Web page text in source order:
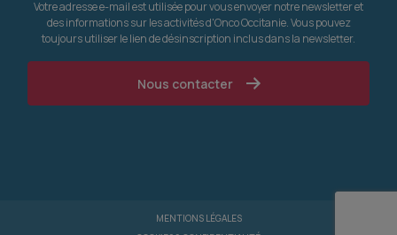
Votre adresse e-mail est utilisée pour vous envoyer notre newsletter et
des informations sur les activités d'Onco Occitanie. Vous pouvez
toujours utiliser le lien de désinscription inclus dans la newsletter.
Nous contacter
MENTIONS LÉGALES